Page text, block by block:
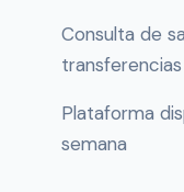
Consulta de
transferencias
Plataforma
semana